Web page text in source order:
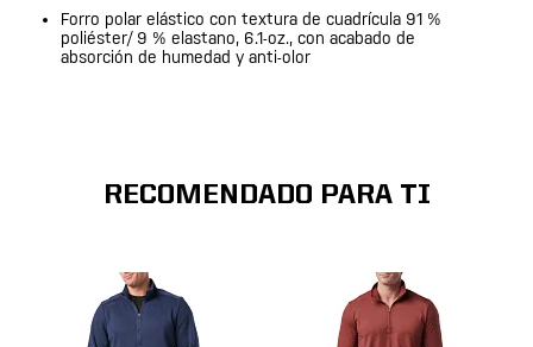
Forro polar elástico con textura de cuadrícula 91 %
poliéster/ 9 % elastano, 6.1-oz., con acabado de
absorción de humedad y anti-olor
RECOMENDADO PARA TI